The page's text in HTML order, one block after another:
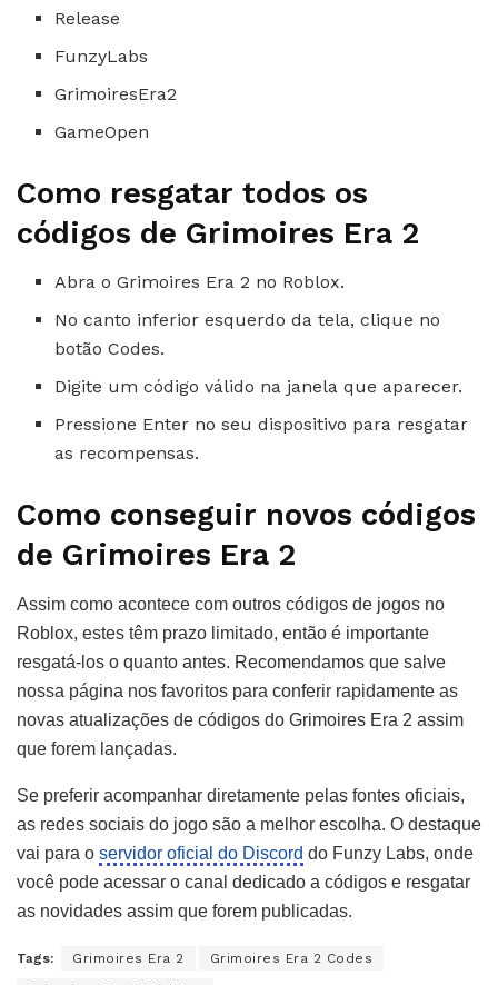
Release
FunzyLabs
GrimoiresEra2
GameOpen
Como resgatar todos os
códigos de Grimoires Era 2
Abra o Grimoires Era 2 no Roblox.
No canto inferior esquerdo da tela, clique no
botão Codes.
Digite um código válido na janela que aparecer.
Pressione Enter no seu dispositivo para resgatar
as recompensas.
Como conseguir novos códigos
de Grimoires Era 2
Assim como acontece com outros códigos de jogos no
Roblox, estes têm prazo limitado, então é importante
resgatá-los o quanto antes. Recomendamos que salve
nossa página nos favoritos para conferir rapidamente as
novas atualizações de códigos do Grimoires Era 2 assim
que forem lançadas.
Se preferir acompanhar diretamente pelas fontes oficiais,
as redes sociais do jogo são a melhor escolha. O destaque
vai para o servidor oficial do Discord do Funzy Labs, onde
você pode acessar o canal dedicado a códigos e resgatar
as novidades assim que forem publicadas.
Tags: Grimoires Era 2 Grimoires Era 2 Codes